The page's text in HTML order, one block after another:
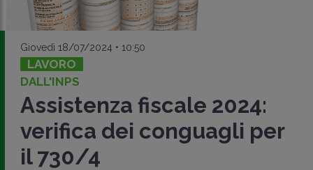
Giovedì 18/07/2024 • 10:50
LAVORO
DALL'INPS
Assistenza fiscale 2024:
verifica dei conguagli per
il 730/4